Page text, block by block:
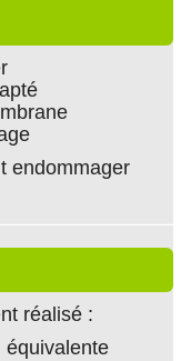
endommager
réalisé :
équivalente